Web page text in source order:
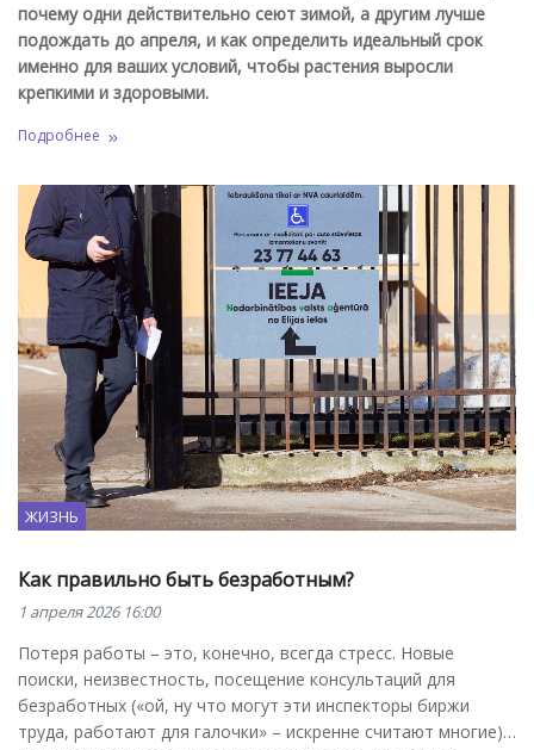
почему одни действительно сеют зимой, а другим лучше
подождать до апреля, и как определить идеальный срок
именно для ваших условий, чтобы растения выросли
крепкими и здоровыми.
Подробнее
ЖИЗНЬ
Как правильно быть безработным?
1 апреля 2026 16:00
Потеря работы – это, конечно, всегда стресс. Новые
поиски, неизвестность, посещение консультаций для
безработных («ой, ну что могут эти инспекторы биржи
труда, работают для галочки» – искренне считают многие)…